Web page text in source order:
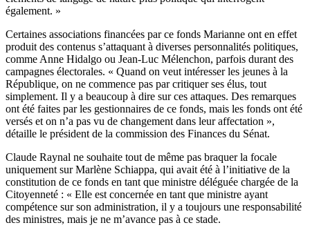
également. »
Certaines associations financées par ce fonds Marianne ont en effet
produit des contenus s’attaquant à diverses personnalités politiques,
comme Anne Hidalgo ou Jean-Luc Mélenchon, parfois durant des
campagnes électorales. « Quand on veut intéresser les jeunes à la
République, on ne commence pas par critiquer ses élus, tout
simplement. Il y a beaucoup à dire sur ces attaques. Des remarques
ont été faites par les gestionnaires de ce fonds, mais les fonds ont été
versés et on n’a pas vu de changement dans leur affectation »,
détaille le président de la commission des Finances du Sénat.
Claude Raynal ne souhaite tout de même pas braquer la focale
uniquement sur Marlène Schiappa, qui avait été à l’initiative de la
constitution de ce fonds en tant que ministre déléguée chargée de la
Citoyenneté : « Elle est concernée en tant que ministre ayant
compétence sur son administration, il y a toujours une responsabilité
des ministres, mais je ne m’avance pas à ce stade.